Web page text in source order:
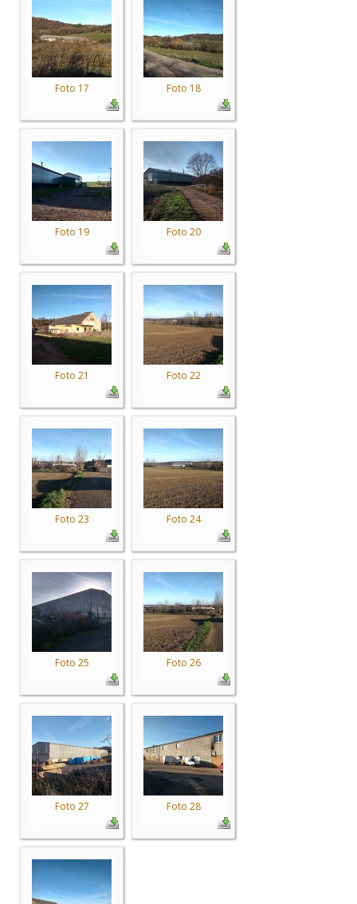
Foto 17 Foto 18
Foto 19 Foto 20
Foto 21 Foto 22
Foto 23 Foto 24
Foto 25 Foto 26
Foto 27 Foto 28